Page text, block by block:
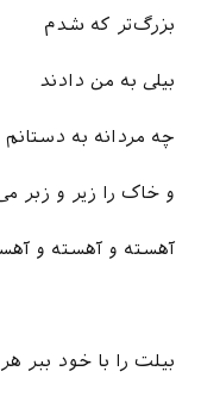
بزرگ‌تر که شدم
بیلی به من دادند
چه مردانه به
و خاک را زیر و زبر
آهسته و آهسته و
بیلت را با خود ببر